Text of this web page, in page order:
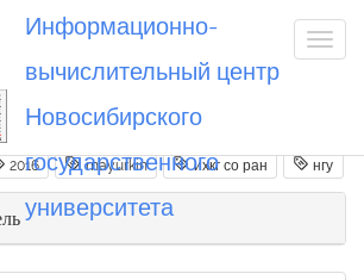
Информационно-
вычислительный центр
Новосибирского
государственного
университета
2016 mayurkin ихкг со ран нгу